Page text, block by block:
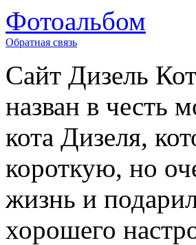
Фотоальбом
Обратная связь
Сайт Дизель Кот
назван в честь
кота Дизеля,
короткую, но
жизнь и
хорошего